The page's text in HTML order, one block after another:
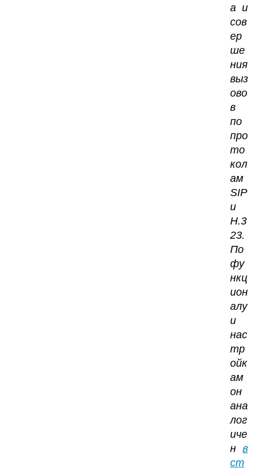
а и
сов
ер
ше
ния
выз
ово
в
по
про
то
кол
ам
SIP
и
H.3
23.
По
фу
нкц
ион
алу
и
нас
тр
ойк
ам
он
ана
лог
иче
н в
ст